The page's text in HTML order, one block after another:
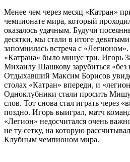
Менее чем через месяц «Катран»
чемпионате мира, который
оказалось удачным. Будучи
десятки, мы стали в итоге
запомнилась встреча с
«Катрана» было минус три. Игорь
Михаилу Шашкову зарубиться «без
Отдыхавший Максим Борисов
столах «Катран» впереди, и
Одноклубники стали просить
слов. Тот снова стал играть через
поздно. Игорь выиграл, матч
«Легион» недосчитался очень
не ту сетку, на которую
Клубным чемпионом мира.